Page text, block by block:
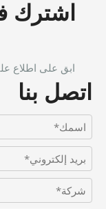
اشترك
ابق على اطلاع
اتصل بنا